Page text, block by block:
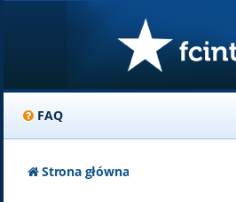
FAQ
Strona główna